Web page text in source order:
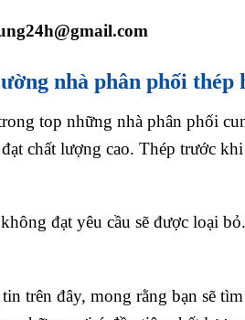
nhà phân phối thép
top những nhà phân phối
đạt chất lượng cao. Thép trước
đạt yêu cầu sẽ được loại
trên đây, mong rằng bạn sẽ